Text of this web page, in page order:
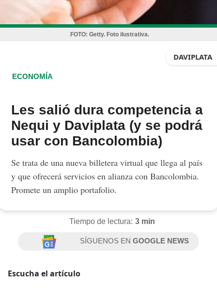
FOTO: Getty. Foto ilustrativa.
DAVIPLATA
ECONOMÍA
Les salió dura competencia a
Nequi y Daviplata (y se podrá
usar con Bancolombia)
Se trata de una nueva billetera virtual que llega al país
y que ofrecerá servicios en alianza con Bancolombia.
Promete un amplio portafolio.
Tiempo de lectura: 3 min
SÍGUENOS ENGOOGLE NEWS
Escucha el artículo